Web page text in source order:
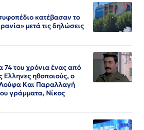
κατέβασαν το
μετά τις δηλώσεις
74 του χρόνια ένας από
Ελληνες ηθοποιούς, ο
Και Παραλλαγή
γράμματα, Νίκος